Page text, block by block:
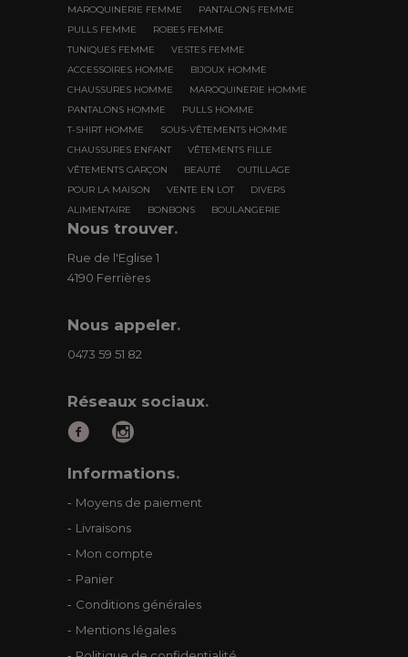
MAROQUINERIE FEMME
PANTALONS FEMME
PULLS FEMME
ROBES FEMME
TUNIQUES FEMME
VESTES FEMME
ACCESSOIRES HOMME
BIJOUX HOMME
CHAUSSURES HOMME
MAROQUINERIE HOMME
PANTALONS HOMME
PULLS HOMME
T-SHIRT HOMME
SOUS-VÊTEMENTS HOMME
CHAUSSURES ENFANT
VÊTEMENTS FILLE
VÊTEMENTS GARÇON
BEAUTÉ
OUTILLAGE
POUR LA MAISON
VENTE EN LOT
DIVERS
ALIMENTAIRE
BONBONS BOULANGERIE
Nous trouver.
Rue de l'Eglise 1
4190 Ferrières
Nous appeler.
0473 59 51 82
Réseaux sociaux.
Informations.
Moyens de paiement
Livraisons
Mon compte
Panier
Conditions générales
Mentions légales